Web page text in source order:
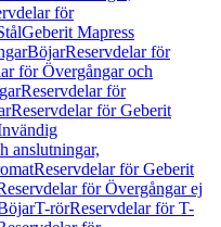
för
Geberit Mapress
BöjarReservdelar för
för Övergångar och
Reservdelar för
Reservdelar för Geberit
anslutningar,
Reservdelar för Geberit
för Övergångar ej
T-rörReservdelar för T-